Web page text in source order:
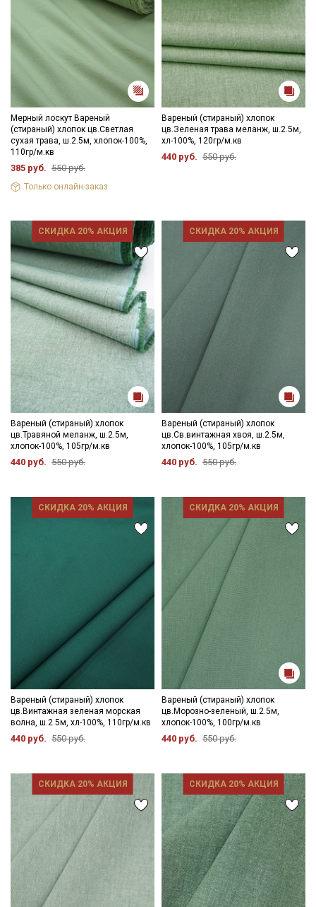
Мерный лоскут Вареный
(стираный) хлопок цв.Светлая
сухая трава, ш.2.5м, хлопок-100%,
110гр/м.кв
385 руб. 550 руб.
Только онлайн-заказ
Вареный (стираный) хлопок
цв.Зеленая трава меланж, ш.2.5м,
хл-100%, 120гр/м.кв
440 руб. 550 руб.
СКИДКА 20% АКЦИЯ
Вареный (стираный) хлопок
цв.Травяной меланж, ш.2.5м,
хлопок-100%, 105гр/м.кв
440 руб. 550 руб.
СКИДКА 20% АКЦИЯ
Вареный (стираный) хлопок
цв.Св.винтажная хвоя, ш.2.5м,
хлопок-100%, 105гр/м.кв
440 руб. 550 руб.
СКИДКА 20% АКЦИЯ
Вареный (стираный) хлопок
цв.Винтажная зеленая морская
волна, ш.2.5м, хл-100%, 110гр/м.кв
440 руб. 550 руб.
СКИДКА 20% АКЦИЯ
Вареный (стираный) хлопок
цв.Морозно-зеленый, ш.2.5м,
хлопок-100%, 100гр/м.кв
440 руб. 550 руб.
СКИДКА 20% АКЦИЯ СКИДКА 20% АКЦИЯ